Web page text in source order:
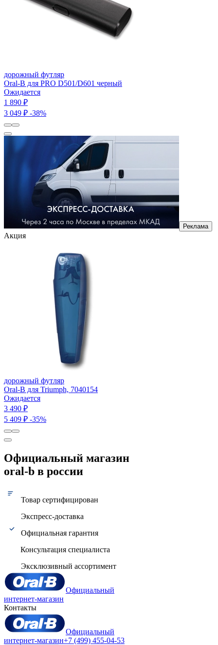
дорожный футляр
Oral-B для PRO D501/D601 черный
Ожидается
1 890 ₽
3 049 ₽ -38%
Реклама
Акция
дорожный футляр
Oral-B для Triumph, 7040154
Ожидается
3 490 ₽
5 409 ₽ -35%
Официальный магазин
oral-b в россии
Товар сертифицирован
Экспресс-доставка
Официальная гарантия
Консультация специалиста
Эксклюзивный ассортимент
Официальный
интернет-магазин
Контакты
Официальный
интернет-магазин+7 (499) 455-04-53